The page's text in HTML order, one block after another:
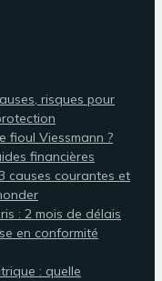
risques pour
fioul Viessmann ?
financières
causes courantes et
: 2 mois de délais
en conformité
: quelle